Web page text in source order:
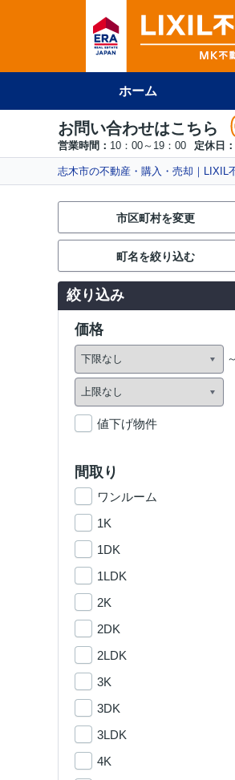
ホーム
お問い合わせはこちら
営業時間： 10：00～19：00 定休日：
志木市の不動産・購入・売却｜LIXIL
市区町村を変更
町名を絞り込む
絞り込み
価格
値下げ物件
間取り
ワンルーム
1K
1DK
1LDK
2K
2DK
2LDK
3K
3DK
3LDK
4K